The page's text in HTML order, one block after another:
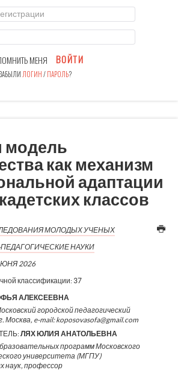
МЕНЯ ВОЙТИ
ЗАБЫЛИ ЛОГИН/ПАРОЛЬ?
модель
как механизм
адаптации
классов
МОЛОДЫХ УЧЕНЫХ
НАУКИ
2026
классификации: 37
АЛЕКСЕЕВНА
городской педагогический
e-mail: koposovasofa@gmail.com
ЛЯХ ЮЛИЯ АНАТОЛЬЕВНА
программ Московского
университета (МГПУ)
наук, профессор